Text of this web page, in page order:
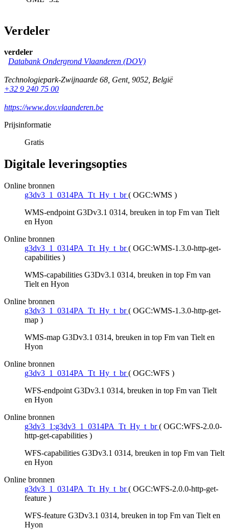
Verdeler
verdeler
Databank Ondergrond Vlaanderen (DOV)
Technologiepark-Zwijnaarde 68, Gent, 9052, België
+32 9 240 75 00
https://www.dov.vlaanderen.be
Prijsinformatie
Gratis
Digitale leveringsopties
Online bronnen
g3dv3_1_0314PA_Tt_Hy_t_br ( OGC:WMS )
WMS-endpoint G3Dv3.1 0314, breuken in top Fm van Tielt
en Hyon
Online bronnen
g3dv3_1_0314PA_Tt_Hy_t_br ( OGC:WMS-1.3.0-http-get-
capabilities )
WMS-capabilities G3Dv3.1 0314, breuken in top Fm van
Tielt en Hyon
Online bronnen
g3dv3_1_0314PA_Tt_Hy_t_br ( OGC:WMS-1.3.0-http-get-
map )
WMS-map G3Dv3.1 0314, breuken in top Fm van Tielt en
Hyon
Online bronnen
g3dv3_1_0314PA_Tt_Hy_t_br ( OGC:WFS )
WFS-endpoint G3Dv3.1 0314, breuken in top Fm van Tielt
en Hyon
Online bronnen
g3dv3_1:g3dv3_1_0314PA_Tt_Hy_t_br ( OGC:WFS-2.0.0-
http-get-capabilities )
WFS-capabilities G3Dv3.1 0314, breuken in top Fm van Tielt
en Hyon
Online bronnen
g3dv3_1_0314PA_Tt_Hy_t_br ( OGC:WFS-2.0.0-http-get-
feature )
WFS-feature G3Dv3.1 0314, breuken in top Fm van Tielt en
Hyon